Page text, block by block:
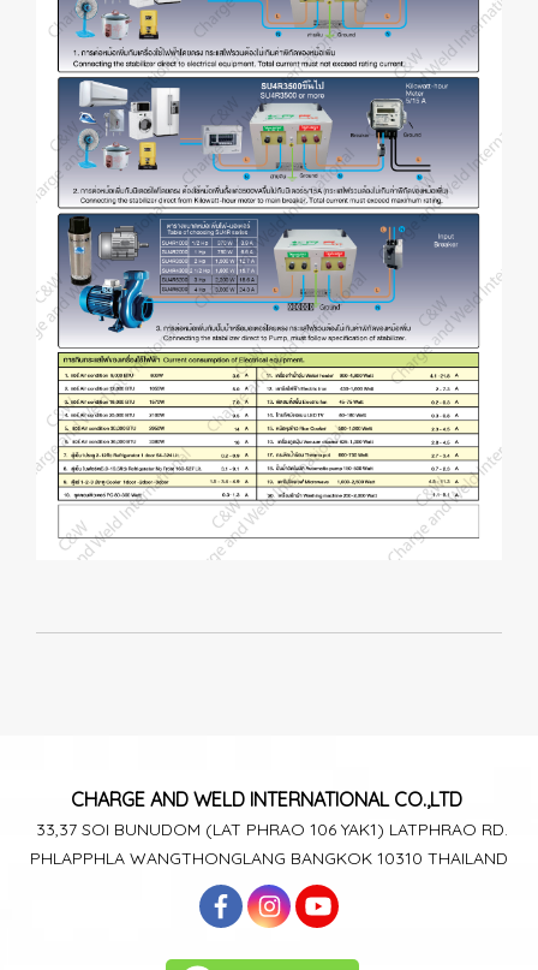
CHARGE AND WELD INTERNATIONAL CO.,LTD
33,37 SOI BUNUDOM (LAT PHRAO 106 YAK1) LATPHRAO RD.
PHLAPPHLA WANGTHONGLANG BANGKOK 10310 THAILAND